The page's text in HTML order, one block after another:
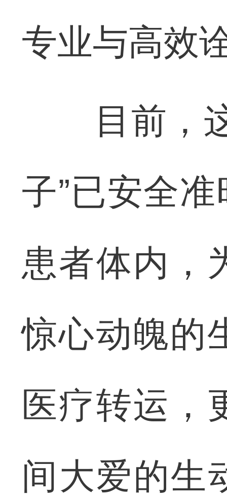
专业与高效
目前，这
子”已安全
患者体内，
惊心动魄的
医疗转运，
间大爱的